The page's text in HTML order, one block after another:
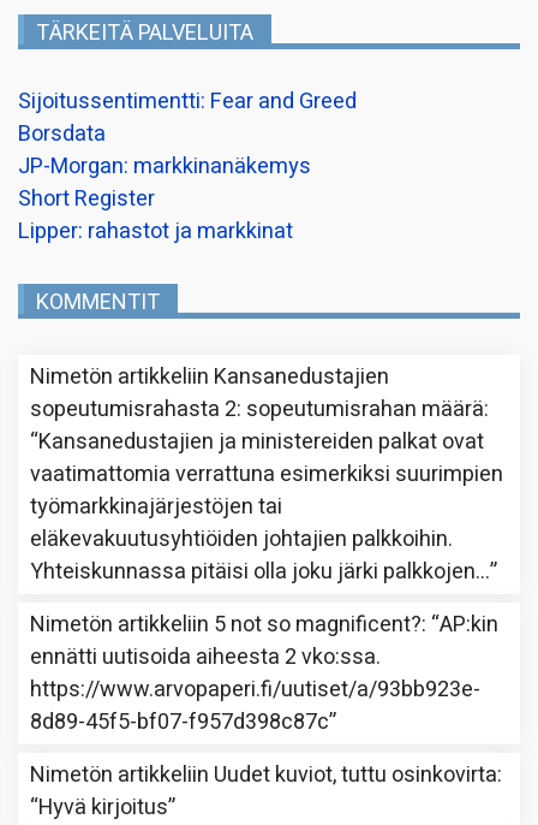
TÄRKEITÄ PALVELUITA
Sijoitussentimentti: Fear and Greed
Borsdata
JP-Morgan: markkinanäkemys
Short Register
Lipper: rahastot ja markkinat
KOMMENTIT
Nimetön artikkeliin Kansanedustajien
sopeutumisrahasta 2: sopeutumisrahan määrä:
“Kansanedustajien ja ministereiden palkat ovat
vaatimattomia verrattuna esimerkiksi suurimpien
työmarkkinajärjestöjen tai
eläkevakuutusyhtiöiden johtajien palkkoihin.
Yhteiskunnassa pitäisi olla joku järki palkkojen…”
Nimetön artikkeliin 5 not so magnificent?: “AP:kin
ennätti uutisoida aiheesta 2 vko:ssa.
https://www.arvopaperi.fi/uutiset/a/93bb923e-
8d89-45f5-bf07-f957d398c87c”
Nimetön artikkeliin Uudet kuviot, tuttu osinkovirta:
“Hyvä kirjoitus”